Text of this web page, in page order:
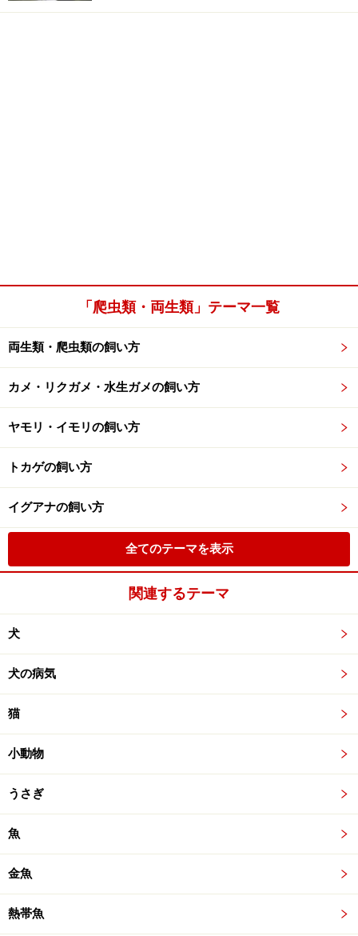
「爬虫類・両生類」テーマ一覧
両生類・爬虫類の飼い方
カメ・リクガメ・水生ガメの飼い方
ヤモリ・イモリの飼い方
トカゲの飼い方
イグアナの飼い方
全てのテーマを表示
関連するテーマ
犬
犬の病気
猫
小動物
うさぎ
魚
金魚
熱帯魚